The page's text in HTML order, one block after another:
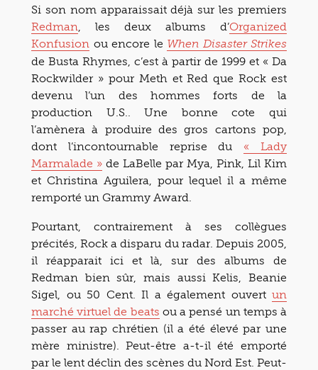
Si son nom apparaissait déjà sur les premiers
Redman
, les deux albums d’Organized
Konfusion ou encore le When Disaster Strikes
de Busta Rhymes, c’est à partir de 1999 et « Da
Rockwilder » pour Meth et Red que Rock est
devenu l’un des hommes forts de la
production U.S.. Une bonne cote qui
l’amènera à produire des gros cartons pop,
dont l’incontournable reprise du « Lady
Marmalade » de LaBelle par Mya, Pink, Lil Kim
et Christina Aguilera, pour lequel il a même
remporté un Grammy Award.
Pourtant, contrairement à ses collègues
précités, Rock a disparu du radar. Depuis 2005,
il réapparait ici et là, sur des albums de
Redman bien sûr, mais aussi Kelis, Beanie
Sigel, ou 50 Cent. Il a également ouvert un
marché virtuel de beats ou a pensé un temps à
passer au rap chrétien (il a été élevé par une
mère ministre). Peut-être a-t-il été emporté
par le lent déclin des scènes du Nord Est. Peut-